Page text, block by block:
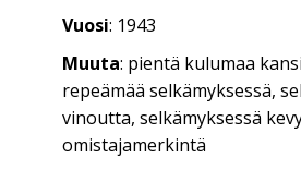
Vuosi: 1943
Muuta: pientä kulumaa
repeämää selkämyksessä,
vinoutta, selkämyksessä
omistajamerkintä